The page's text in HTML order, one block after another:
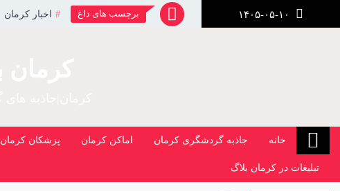
برچسب های داغ اخبار کرمان
خانه جاذبه گردشگری کرمان اماکن کرمان پزشکان کرمان
تبلیغات در کرمان بلاگ